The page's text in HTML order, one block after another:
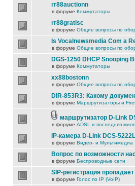
rr88auctionn
в форуме Коммутаторы
rr88gratisc
в форуме Общие вопросы по
Is Vocalnewsmedia Com a
в форуме Общие вопросы по
DGS-1250 DHCP Snooping
в форуме Коммутаторы
xx88bostonn
в форуме Общие вопросы по
DIR-853R3: Какому
в форуме Маршрутизаторы и
маршрутизатор D-Link
в форуме ADSL и последняя миля
IP-камера D-Link DCS-
в форуме Видео- и Мультимедиа
Вопрос по возможности
в форуме Беспроводные сети
SIP-регистрация
в форуме Голос по IP (VoIP)